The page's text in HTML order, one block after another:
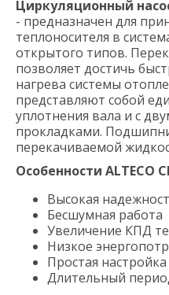
Циркуляционный
- предназначен для
теплоносителя в
открытого типов.
позволяет достичь
нагрева системы
представляют собой
уплотнения вала и с
прокладками.
перекачиваемой
Особенности ALTECO
Высокая
Бесшумная работа
Увеличение КПД
Низкое
Простая настройка
Длительный